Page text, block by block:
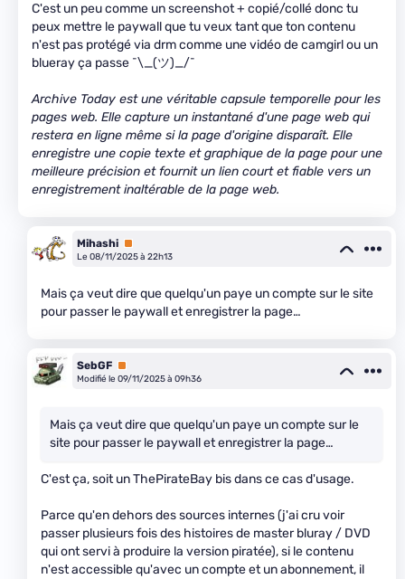
C'est un peu comme un screenshot + copié/collé donc tu
peux mettre le paywall que tu veux tant que ton contenu
n'est pas protégé via drm comme une vidéo de camgirl ou un
blueray ça passe ¯\_(ツ)_/¯
Archive Today est une véritable capsule temporelle pour les
pages web. Elle capture un instantané d'une page web qui
restera en ligne même si la page d'origine disparaît. Elle
enregistre une copie texte et graphique de la page pour une
meilleure précision et fournit un lien court et fiable vers un
enregistrement inaltérable de la page web.
Mihashi Premium
Le 08/11/2025 à 22h13
Mais ça veut dire que quelqu'un paye un compte sur le site
pour passer le paywall et enregistrer la page…
SebGF Premium
Modifié le 09/11/2025 à 09h36
Mais ça veut dire que quelqu'un paye un compte sur le
site pour passer le paywall et enregistrer la page…
C'est ça, soit un ThePirateBay bis dans ce cas d'usage.
Parce qu'en dehors des sources internes (j'ai cru voir
passer plusieurs fois des histoires de master bluray / DVD
qui ont servi à produire la version piratée), si le contenu
n'est accessible qu'avec un compte et un abonnement, il